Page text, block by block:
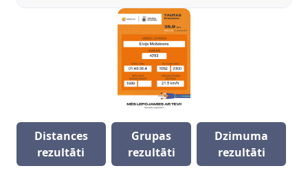
Distances
rezultāti
Grupas
rezultāti
Dzimuma
rezultāti